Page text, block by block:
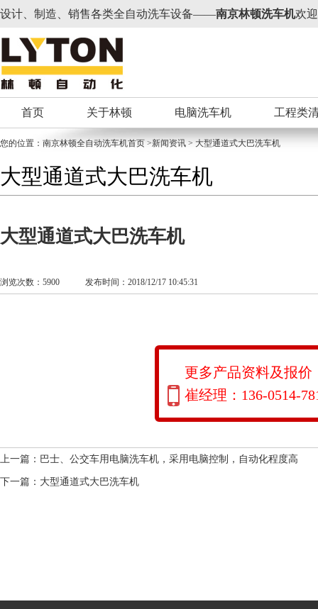
设计、制造、销售各类全自动洗车设备——南京林顿洗车机欢
首页 关于林顿 电脑洗车机 工程类
您的位置： 南京林顿全自动洗车机首页 >新闻资讯 > 大型通道式大巴洗车机
大型通道式大巴洗车机
大型通道式大巴洗车机
浏览次数：5900 发布时间：2018/12/17 10:45:31
更多产品资料及报价
崔经理：136-0514-
上一篇： 巴士、公交车用电脑洗车机，采用电脑控制，自动化程度高
下一篇： 大型通道式大巴洗车机